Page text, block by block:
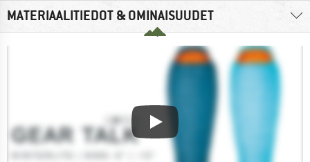
MATERIAALITIEDOT & OMINAISUUDET